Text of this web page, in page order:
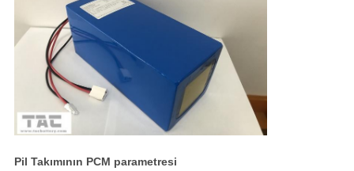
Pil Takımının PCM parametresi